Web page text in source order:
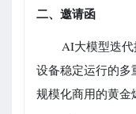
二、邀请函
AI大模型迭
设备稳定运行的多
规模化商用的黄金